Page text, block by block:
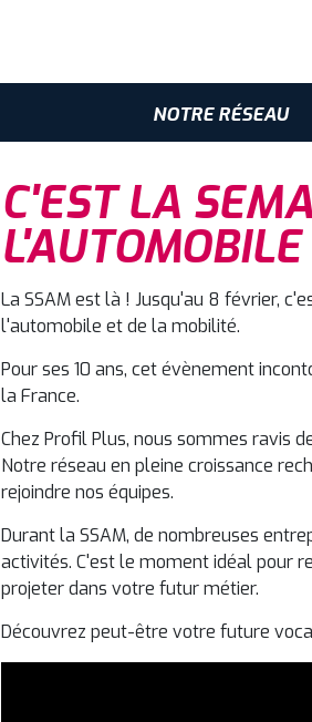
NOTRE RÉSEAU
C'EST LA
La SSAM est là ! Jusqu'au 8 février,
l'automobile et de la mobilité.
Pour ses 10 ans, cet évènement
la France.
Chez Profil Plus, nous sommes ravis
Notre réseau en pleine croissance
rejoindre nos équipes.
Durant la SSAM, de nombreuses
activités. C'est le moment idéal pour
projeter dans votre futur métier.
Découvrez peut-être votre future